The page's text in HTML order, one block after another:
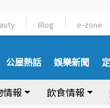
Blog e-zone
公屋熱話 娛樂新聞
情報 飲食情報